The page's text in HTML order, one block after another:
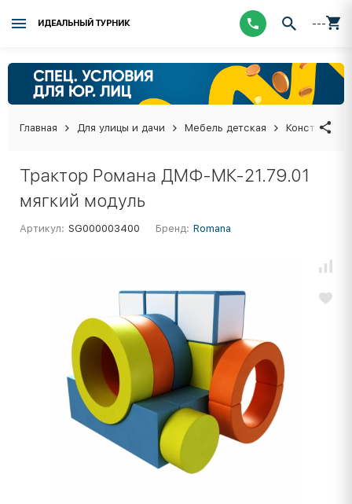
ИДЕАЛЬНЫЙ ТУРНИК ---
Главная Для улицы и дачи Мебель детская
Трактор Романа ДМФ-МК-21.79.01
мягкий модуль
Артикул: SG000003400 Бренд: Romana